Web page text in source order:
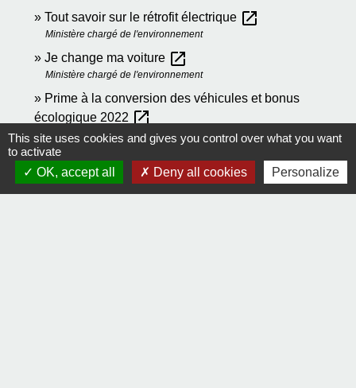
Tout savoir sur le rétrofit électrique open_in_new
Ministère chargé de l'environnement
Je change ma voiture open_in_new
Ministère chargé de l'environnement
Prime à la conversion des véhicules et bonus
écologique 2022 open_in_new
Ministère chargé de l'environnement
Car Labelling Ademe open_in_new
Agence de la transition écologique (Ademe)
This site uses cookies and gives you control over what you want
to activate
OK, accept all
Deny all cookies Personalize